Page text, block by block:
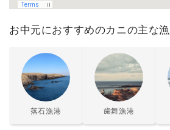
お中元におすすめのカニの主な
落石漁港 歯舞漁港